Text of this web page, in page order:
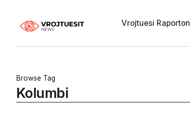
Vrojtuesi Raporton
Browse Tag
Kolumbi